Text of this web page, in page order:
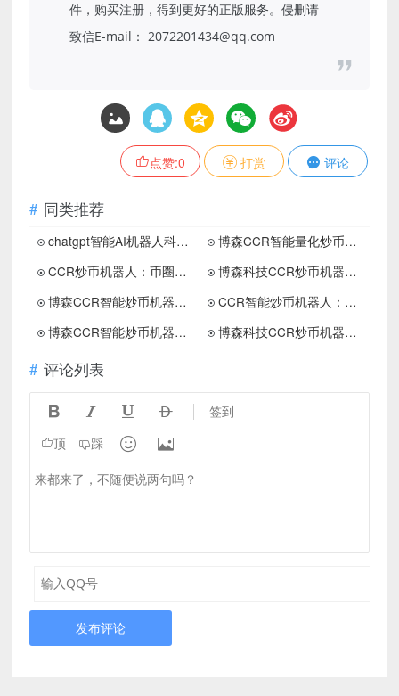
件，购买注册，得到更好的正版服务。侵删请
致信E-mail： 2072201434@qq.com
评论
打赏
点赞:0
同类推荐
chatgpt智能AI机器人科普介绍贴
博森CCR智能量化炒币机器人：市场投资当天盈利是靠什么
CCR炒币机器人：币圈新人该不该相信“拿住不动”策略
博森科技CCR炒币机器人：币圈投资怎么样寻找卖点
博森CCR智能炒币机器人：币市里的独立者，坚持自我
CCR智能炒币机器人：新人在币圈赚第一桶金需要多久
博森CCR智能炒币机器人：币圈是一场充满奇迹和挑战冒险之旅
博森科技CCR炒币机器人：投资交易为什么看对了行情依旧是亏呢
评论列表
    签到
顶 踩  
发布评论